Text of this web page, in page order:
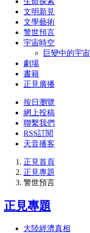
文明新見
文學藝術
警世預言
宇宙時空
巨變中的宇宙
劇場
書籍
正見廣播
按日瀏覽
網上投稿
聯繫我們
RSS訂閱
天音播客
正見首頁
正見專題
警世預言
正見專題
大陸經濟真相